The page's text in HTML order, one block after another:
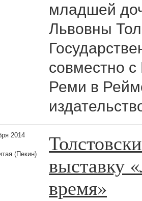
младшей
Львовны
совместно
Реми в
2014
(Пекин)
выставку
время»